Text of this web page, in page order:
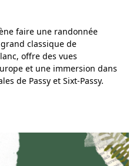
faire une randonnée
classique de
offre des vues
et une immersion dans
de Passy et Sixt-Passy.